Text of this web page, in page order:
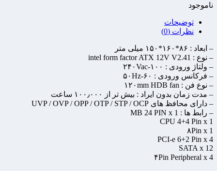
ناموجود
توضیحات
نظرات (0)
– ابعاد : ۸۶*۱۶۰*۱۵۰ میلی متر
– نوع : intel form factor ATX 12V V2.41
– ولتاژ ورودی : ۱۰۰-۲۴۰Vac
– فرکانس ورودی : ۶۰-۵۰Hz
– نوع فن : ۱۲۰mm HDB fan
– مدت زمان بدون ایراد : بیش تر از ۱۰۰٫۰۰۰ ساعت
– دارای محافظ های UVP / OVP / OPP / OTP / STP / OCP
– رابط ها : MB 24 PIN x 1
CPU 4+4 Pin x 1
۸Pin x 1
PCI-e 6+2 Pin x 4
SATA x 12
۴Pin Peripheral x 4